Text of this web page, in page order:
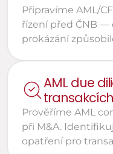
Připravíme AML/
řízení před ČNB —
prokázání
AML due
transakcích
Prověříme AML
při M&A.
opatření pro